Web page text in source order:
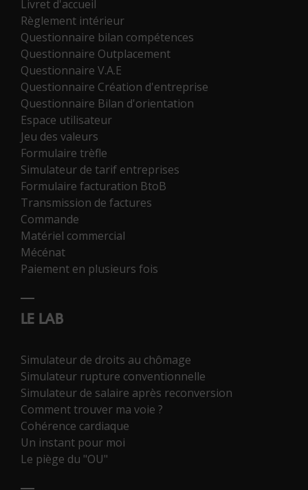
Livret d'accueil
Règlement intérieur
Questionnaire bilan compétences
Questionnaire Outplacement
Questionnaire V.A.E
Questionnaire Création d'entreprise
Questionnaire Bilan d'orientation
Espace utilisateur
Jeu des valeurs
Formulaire trèfle
Simulateur de tarif entreprises
Formulaire facturation BtoB
Transmission de factures
Commande
Matériel commercial
Mécénat
Paiement en plusieurs fois
LE LAB
Simulateur de droits au chômage
Simulateur rupture conventionnelle
Simulateur de salaire après reconversion
Comment trouver ma voie ?
Cohérence cardiaque
Un instant pour moi
Le piège du "OU"